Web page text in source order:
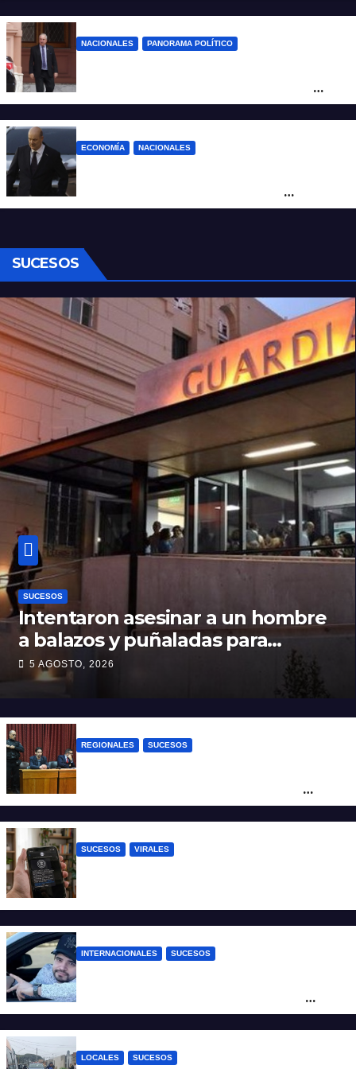
que vende tierras a extranjeros
NACIONALES PANORAMA POLÍTICO
Milei de Misiones
ECONOMÍA NACIONALES
suspendió el decreto para levantar el paro
SUCESOS
SUCESOS
Intentaron asesinar a un hombre
a balazos y puñaladas para
robarle su moto en barrio Santa
Rosa de Lima
5 AGOSTO, 2026
REGIONALES SUCESOS
infantil
SUCESOS VIRALES
INTERNACIONALES SUCESOS
transmisión en vivo
LOCALES SUCESOS